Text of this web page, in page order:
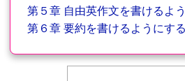
第５章 自由英作文を書けるよ
第６章 要約を書けるようにす